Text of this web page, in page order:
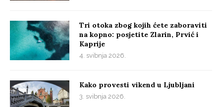
Tri otoka zbog kojih ćete zaboraviti
na kopno: posjetite Zlarin, Prvić i
Kaprije
4. svibnja 2026.
Kako provesti vikend u Ljubljani
3. svibnja 2026.